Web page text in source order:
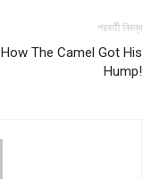
পরবর্তী নিবন্ধ
How The Camel Got His
Hump!